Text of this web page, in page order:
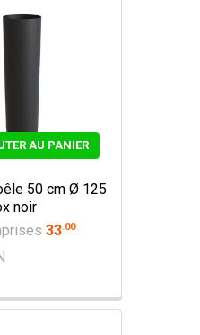
AU PANIER
50 cm Ø 125
noir
33.00